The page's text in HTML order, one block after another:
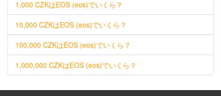
1,000 CZKはEOS (eos)でいくら？
10,000 CZKはEOS (eos)でいくら？
100,000 CZKはEOS (eos)でいくら？
1,000,000 CZKはEOS (eos)でいくら？